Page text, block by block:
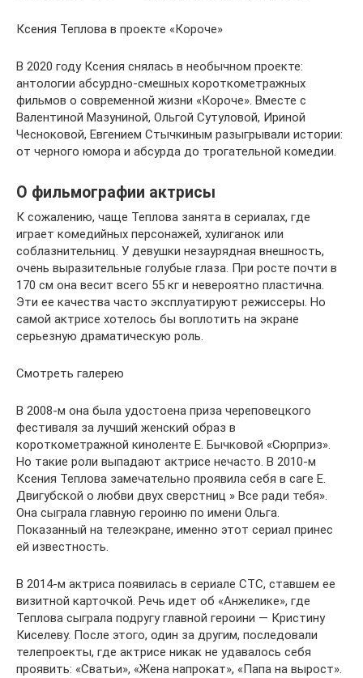
Ксения Теплова в проекте «Короче»
В 2020 году Ксения снялась в необычном проекте:
антологии абсурдно-смешных короткометражных
фильмов о современной жизни «Короче». Вместе с
Валентиной Мазуниной, Ольгой Сутуловой, Ириной
Чесноковой, Евгением Стычкиным разыгрывали истории:
от черного юмора и абсурда до трогательной комедии.
О фильмографии актрисы
К сожалению, чаще Теплова занята в сериалах, где
играет комедийных персонажей, хулиганок или
соблазнительниц. У девушки незаурядная внешность,
очень выразительные голубые глаза. При росте почти в
170 см она весит всего 55 кг и невероятно пластична.
Эти ее качества часто эксплуатируют режиссеры. Но
самой актрисе хотелось бы воплотить на экране
серьезную драматическую роль.
Смотреть галерею
В 2008-м она была удостоена приза череповецкого
фестиваля за лучший женский образ в
короткометражной киноленте Е. Бычковой «Сюрприз».
Но такие роли выпадают актрисе нечасто. В 2010-м
Ксения Теплова замечательно проявила себя в саге Е.
Двигубской о любви двух сверстниц » Все ради тебя».
Она сыграла главную героиню по имени Ольга.
Показанный на телеэкране, именно этот сериал принес
ей известность.
В 2014-м актриса появилась в сериале СТС, ставшем ее
визитной карточкой. Речь идет об «Анжелике», где
Теплова сыграла подругу главной героини — Кристину
Киселеву. После этого, один за другим, последовали
телепроекты, где актрисе никак не удавалось себя
проявить: «Сватьи», «Жена напрокат», «Папа на вырост».